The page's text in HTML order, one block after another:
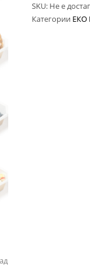
SKU: Не е
Категории ЕКО